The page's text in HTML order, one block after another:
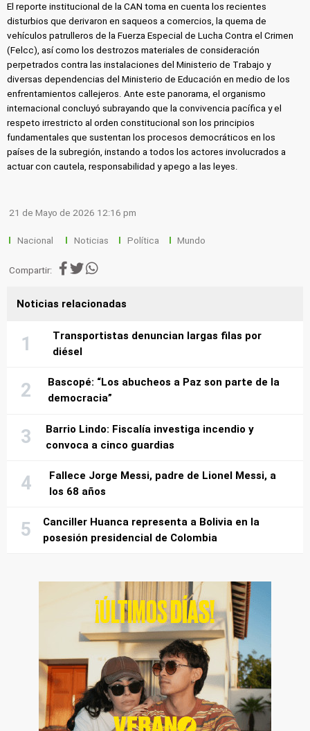
El reporte institucional de la CAN toma en cuenta los recientes
disturbios que derivaron en saqueos a comercios, la quema de
vehículos patrulleros de la Fuerza Especial de Lucha Contra el Crimen
(Felcc), así como los destrozos materiales de consideración
perpetrados contra las instalaciones del Ministerio de Trabajo y
diversas dependencias del Ministerio de Educación en medio de los
enfrentamientos callejeros. Ante este panorama, el organismo
internacional concluyó subrayando que la convivencia pacífica y el
respeto irrestricto al orden constitucional son los principios
fundamentales que sustentan los procesos democráticos en los
países de la subregión, instando a todos los actores involucrados a
actuar con cautela, responsabilidad y apego a las leyes.
21 de Mayo de 2026 12:16 pm
Nacional Noticias Política Mundo
Compartir:
Noticias relacionadas
Transportistas denuncian largas filas por
diésel
Bascopé: “Los abucheos a Paz son parte de la
democracia”
Barrio Lindo: Fiscalía investiga incendio y
convoca a cinco guardias
Fallece Jorge Messi, padre de Lionel Messi, a
los 68 años
Canciller Huanca representa a Bolivia en la
posesión presidencial de Colombia